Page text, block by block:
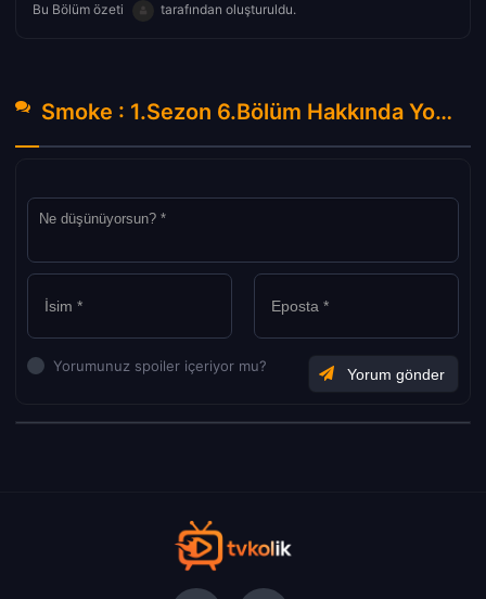
Bu Bölüm özeti tarafından oluşturuldu.
Smoke : 1.Sezon 6.Bölüm Hakkında Yorumlar
Yorumunuz spoiler içeriyor mu?